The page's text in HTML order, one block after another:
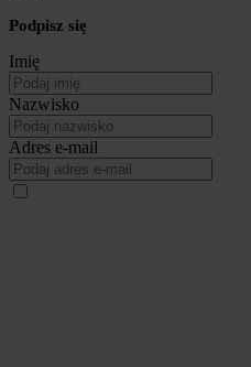
Podpisz się
Imię
Nazwisko
Adres e-mail